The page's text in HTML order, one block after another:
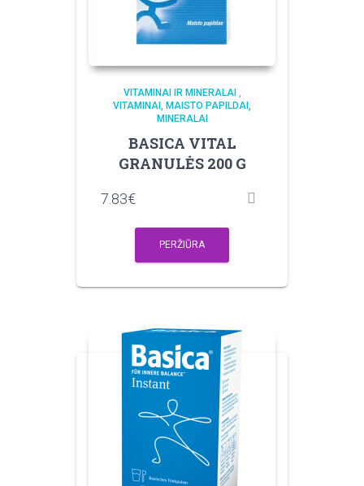
VITAMINAI IR MINERALAI ,
VITAMINAI, MAISTO PAPILDAI,
MINERALAI
BASICA VITAL
GRANULĖS 200 G
7.83€
PERŽIŪRA